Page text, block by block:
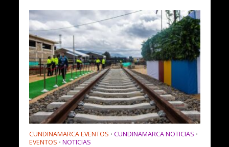
CUNDINAMARCA EVENTOS • CUNDINAMARCA NOTICIAS •
EVENTOS • NOTICIAS